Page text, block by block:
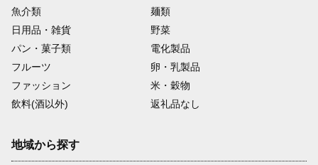
魚介類
麺類
日用品・雑貨
野菜
パン・菓子類
電化製品
フルーツ
卵・乳製品
ファッション
米・穀物
飲料(酒以外)
返礼品なし
地域から探す